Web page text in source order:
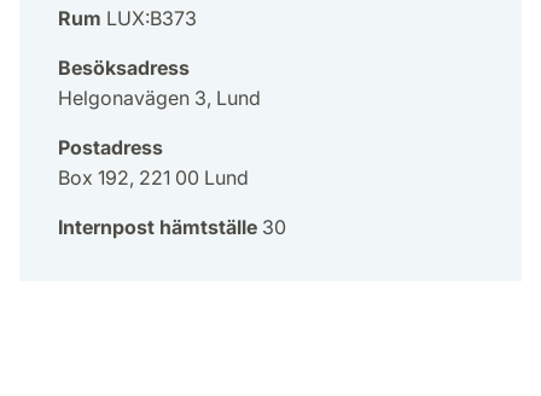
Rum LUX:B373
Besöksadress
Helgonavägen 3, Lund
Postadress
Box 192, 221 00 Lund
Internpost hämtställe 30